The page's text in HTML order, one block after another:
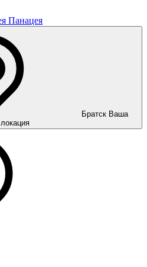
Панацея
Братск Ваша
локация